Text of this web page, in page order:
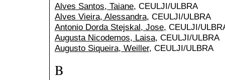
Alves Santos, Taiane, CEULJI/ULBRA
Alves Vieira, Alessandra, CEULJI/ULBRA
Antonio Dorda Stejskal, Jose, CEULJI/
Augusta Nicodemos, Laisa, CEULJI/ULBRA
Augusto Siqueira, Weiller, CEULJI/ULBRA
B